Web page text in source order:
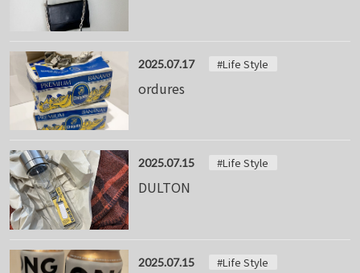
2025.07.17 #Life Style
ordures
2025.07.15 #Life Style
DULTON
2025.07.15 #Life Style